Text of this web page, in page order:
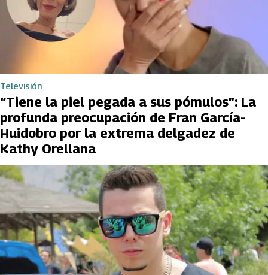
Televisión
“Tiene la piel pegada a sus pómulos”: La
profunda preocupación de Fran García-
Huidobro por la extrema delgadez de
Kathy Orellana